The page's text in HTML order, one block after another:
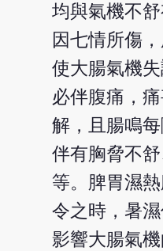
均與氣機不
因七情所傷
使大腸氣機
必伴腹痛，
解，且腸鳴
伴有胸脅不
等。脾胃濕
令之時，暑
影響大腸氣